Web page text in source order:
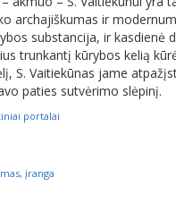
archajiškumas ir
substancija, ir kasdienė
trunkantį kūrybos kelią
S. Vaitiekūnas jame
paties sutvėrimo slėpinį.
portalai
įranga